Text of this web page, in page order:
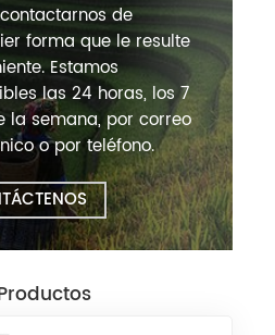
de
forma que le resulte
Estamos
las 24 horas, los 7
la semana, por correo
o por teléfono.